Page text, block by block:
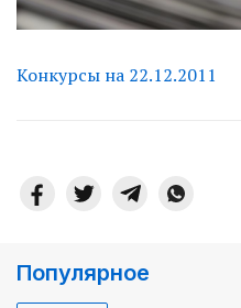
Конкурсы на 22.12.2011
Популярное